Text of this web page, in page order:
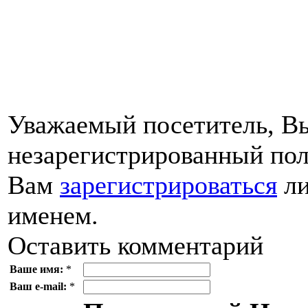
Уважаемый посетитель,
незарегистрированный
Вам зарегистрироваться
именем.
Оставить комментарий
Ваше имя: *
Ваш e-mail: *